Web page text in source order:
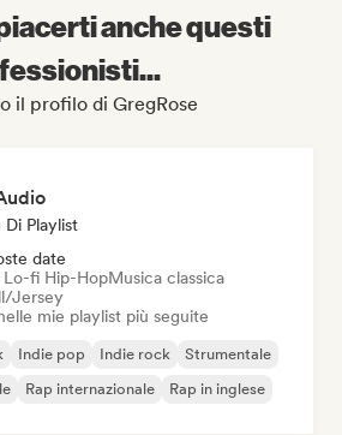
anche questi
il profilo di GregRose
Playlist
date
fi Hip-HopMusica classica
Jersey
mie playlist più seguite
Indie pop Indie rock
Strumentale
Rap internazionale Rap in inglese